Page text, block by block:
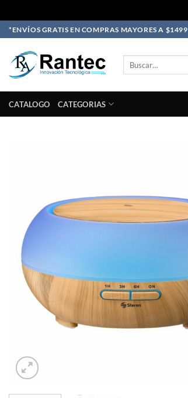
Skip
to
content
*ENVÍOS GRATIS EN COMPRAS MAYORES A $1499
CATALOGO CATEGORIAS